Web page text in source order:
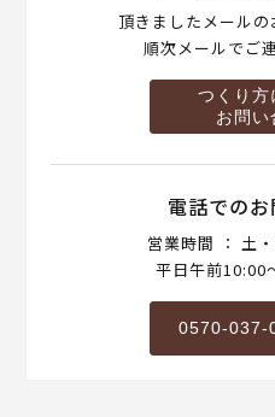
頂きましたメールの
順次メールでご
つくり方
お問い
電話での
営業時間 ： 土
平日午前10:00
0570-037-